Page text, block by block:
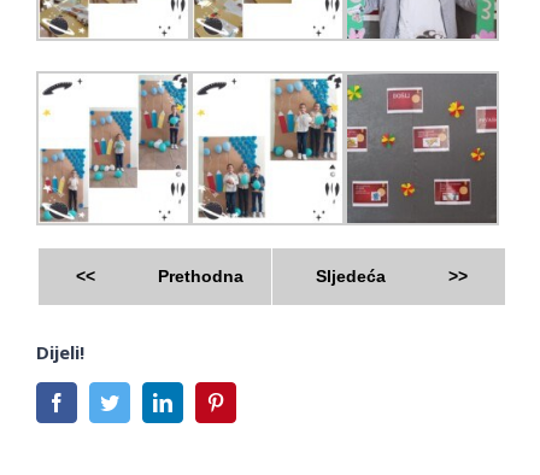
<< Prethodna Sljedeća >>
Dijeli!
FacebookTwitterLinkedIn